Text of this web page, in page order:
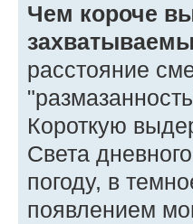
Чем короче
расстояние
Короткую
Света
погоду, в
появлением